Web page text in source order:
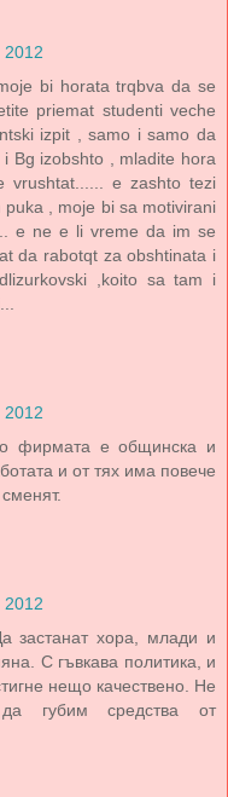
2012
bi horata trqbva da se
priemat studenti veche
izpit , samo i samo da
Bg izobshto , mladite hora
vrushtat...... e zashto tezi
, moje bi sa motivirani
e ne e li vreme da im se
da rabotqt za obshtinata i
,koito sa tam i
2012
фирмата е общинска и
и от тях има повече
2012
застанат хора, млади и
С гъвкава политика, и
нещо качествено. Не
губим средства от